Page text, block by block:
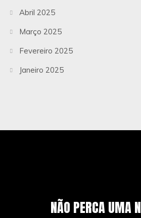
Abril 2025
Março 2025
Fevereiro 2025
Janeiro 2025
NÃO PERCA UMA